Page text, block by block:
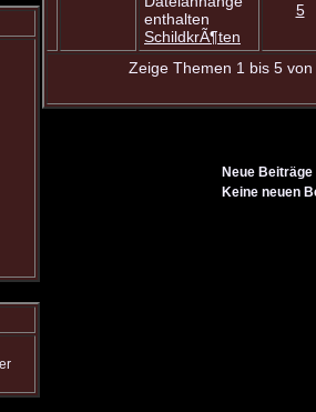
SchildkrÃ¶ten
5
Zeige Themen 1 bis 5
Neue Beiträge
Keine neuen